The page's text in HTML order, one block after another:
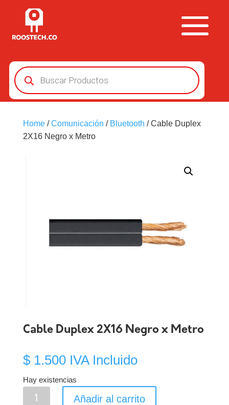
Búsqueda
de
productos
Home/Comunicación / Bluetooth / Cable Duplex
2X16 Negro x Metro
Cable Duplex 2X16 Negro x Metro
$1.500 IVA Incluido
Hay existencias
Cable
Añadir al carrito